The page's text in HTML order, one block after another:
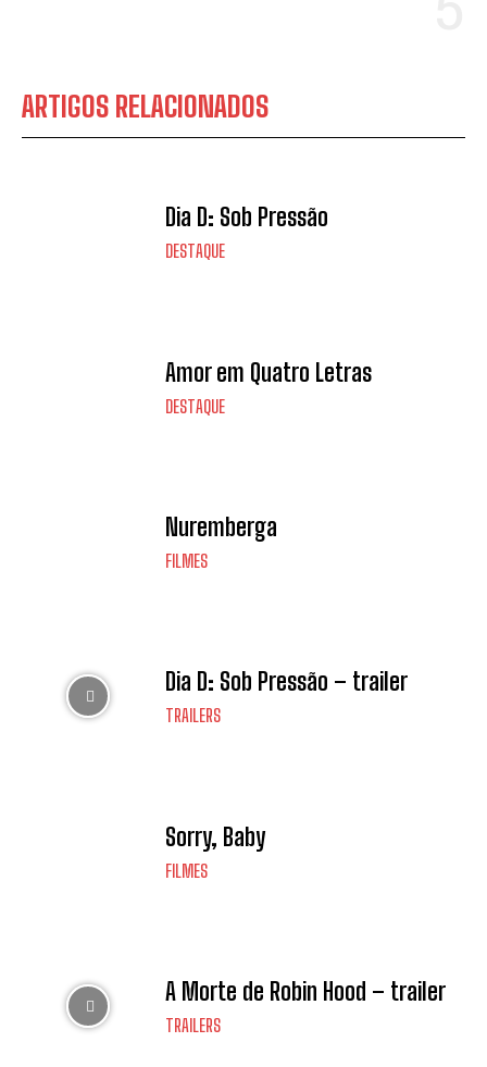
ARTIGOS RELACIONADOS
Dia D: Sob Pressão
DESTAQUE
Amor em Quatro Letras
DESTAQUE
Nuremberga
FILMES
Dia D: Sob Pressão – trailer
TRAILERS
Sorry, Baby
FILMES
A Morte de Robin Hood – trailer
TRAILERS